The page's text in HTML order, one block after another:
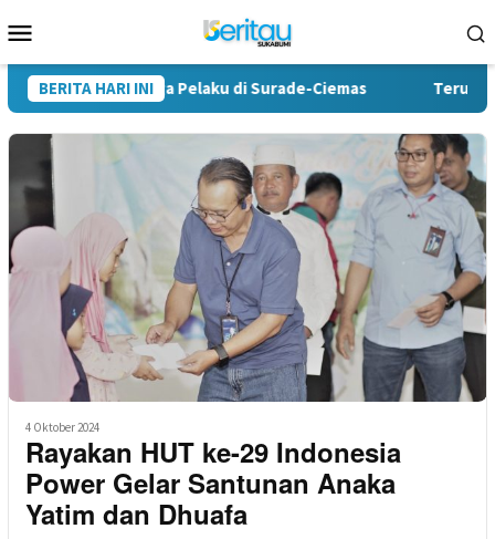
ke
Mobile
BERITA HARI INI
Tiga Pelaku di Surade-Ciemas Terungkap,
4 Oktober 2024
Rayakan HUT ke-29 Indonesia
Power Gelar Santunan Anaka
Yatim dan Dhuafa